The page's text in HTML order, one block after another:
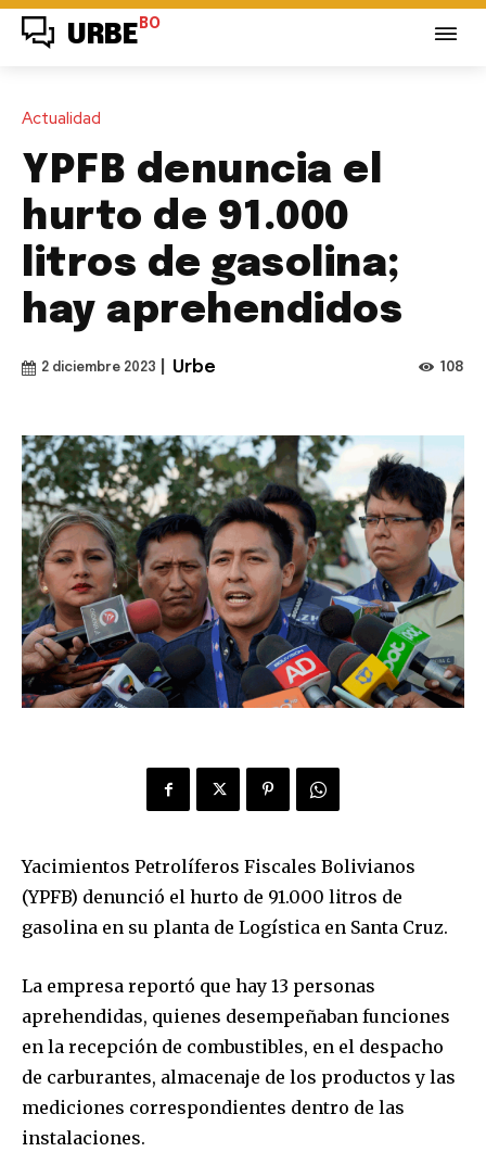
URBE BO
Actualidad
YPFB denuncia el
hurto de 91.000
litros de gasolina;
hay aprehendidos
2 diciembre 2023 Urbe 108
Yacimientos Petrolíferos Fiscales Bolivianos
(YPFB) denunció el hurto de 91.000 litros de
gasolina en su planta de Logística en Santa Cruz.
La empresa reportó que hay 13 personas
aprehendidas, quienes desempeñaban funciones
en la recepción de combustibles, en el despacho
de carburantes, almacenaje de los productos y las
mediciones correspondientes dentro de las
instalaciones.